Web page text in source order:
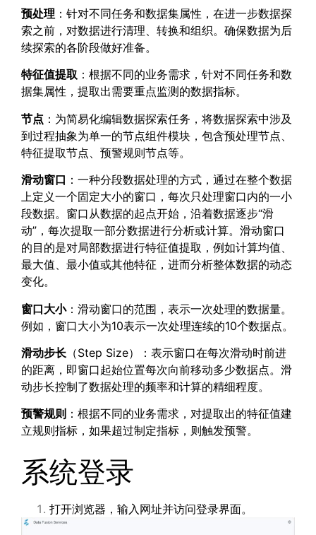
预处理 ：针对不同任务和数据集属性，在进一步数据探
索之前，对数据进行清理、转换和组织。确保数据为后
续探索的各阶段做好准备。
特征值提取 ：根据不同的业务需求，针对不同任务和数
据集属性，提取出需要重点监测的数据指标。
节点 ：为简易化编辑数据探索任务，将数据探索中涉及
到过程抽象为单一的节点组件模块，包含预处理节点、
特征提取节点、预警规则节点等。
滑动窗口 ：一种分段数据处理的方式，通过在整个数据
上定义一个固定大小的窗口，每次只处理窗口内的一小
段数据。窗口从数据的起点开始，沿着数据逐步“滑
动”，每次提取一部分数据进行分析或计算。滑动窗口
的目的是对局部数据进行特征值提取，例如计算均值、
最大值、最小值或其他特征，进而分析整体数据的动态
变化。
窗口大小：滑动窗口的范围，表示一次处理的数据量。
例如，窗口大小为10表示一次处理连续的10个数据点。
滑动步长 （Step Size）：表示窗口在每次滑动时前进
的距离，即窗口起始位置每次向前移动多少数据点。滑
动步长控制了数据处理的频率和计算的精细程度。
预警规则 ：根据不同的业务需求，对提取出的特征值建
立规则指标，如果超过制定指标，则触发预警。
系统登录
打开浏览器，输入网址并访问登录界面。